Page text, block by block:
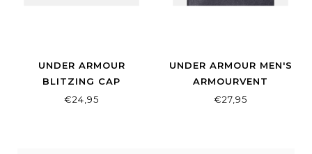
UNDER ARMOUR
BLITZING CAP
ADJUSTABLE BLACK
€24,95
UNDER ARMOUR MEN'S
ARMOURVENT
STRETCH FIT CAP
€27,95